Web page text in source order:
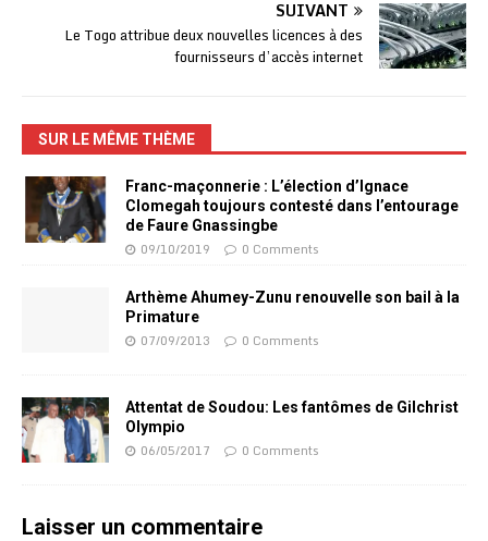
SUIVANT
Le Togo attribue deux nouvelles licences à des
fournisseurs d’accès internet
SUR LE MÊME THÈME
Franc-maçonnerie : L’élection d’Ignace
Clomegah toujours contesté dans l’entourage
de Faure Gnassingbe
09/10/2019 0 Comments
Arthème Ahumey-Zunu renouvelle son bail à la
Primature
07/09/2013 0 Comments
Attentat de Soudou: Les fantômes de Gilchrist
Olympio
06/05/2017 0 Comments
Laisser un commentaire